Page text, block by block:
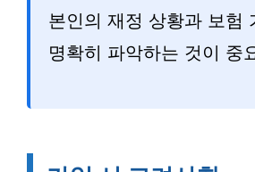
본인의 재정 상황과 보험
명확히 파악하는 것이 중